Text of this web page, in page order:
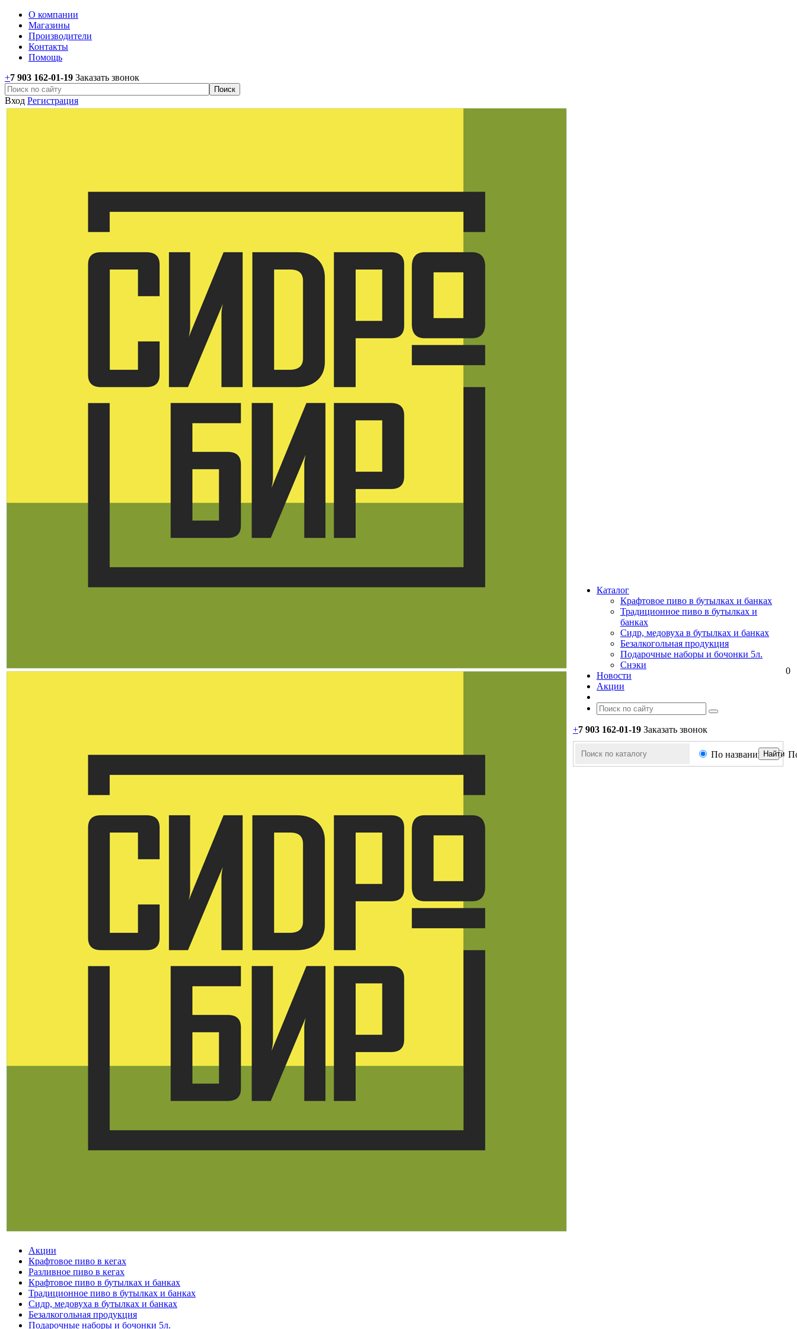
О компании
Магазины
Производители
Контакты
Помощь
+7 903 162-01-19 Заказать звонок
Вход Регистрация
Каталог
Крафтовое пиво в бутылках и банках
Традиционное пиво в бутылках и
банках
Сидр, медовуха в бутылках и банках
Безалкогольная продукция
Подарочные наборы и бочонки 5л.
Снэки
Новости
Акции
+7 903 162-01-19 Заказать звонок
По названиюНайти
0
Акции
Крафтовое пиво в кегах
Разливное пиво в кегах
Крафтовое пиво в бутылках и банках
Традиционное пиво в бутылках и банках
Сидр, медовуха в бутылках и банках
Безалкогольная продукция
Подарочные наборы и бочонки 5л.